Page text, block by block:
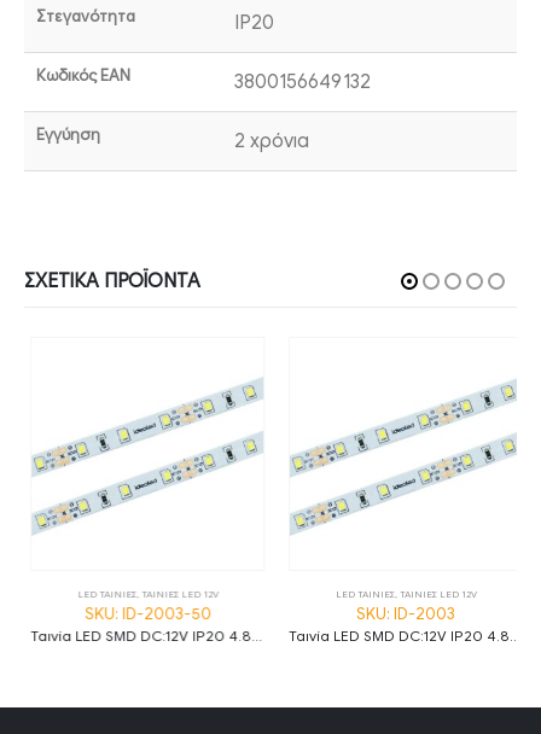
Στεγανότητα IP20
Κωδικός EAN 3800156649132
Εγγύηση 2 χρόνια
ΣΧΕΤΙΚΆ ΠΡΟΪΌΝΤΑ
LED ΤΑΙΝΙΕΣ,ΤΑΙΝΙΕΣ LED 12V
SKU: ID-2003-50
Ταινία LED SMD DC:12V IP20 4.8W/m Ψυχρό λευκό 6000K 60LED/m 50m
LED ΤΑΙΝΙΕΣ,ΤΑΙΝΙΕΣ LED 12V
SKU: ID-2003
Ταινία LED SMD DC:12V IP20 4.8W/m Ψυχρό λευκό 6000K 60LED/m